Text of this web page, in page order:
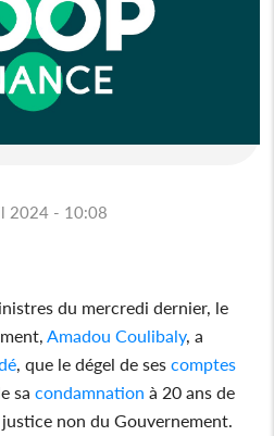
2024 - 10:08
du mercredi dernier, le
Amadou Coulibaly, a
, que le dégel de sescomptes
sacondamnation à 20 ans de
non du Gouvernement.